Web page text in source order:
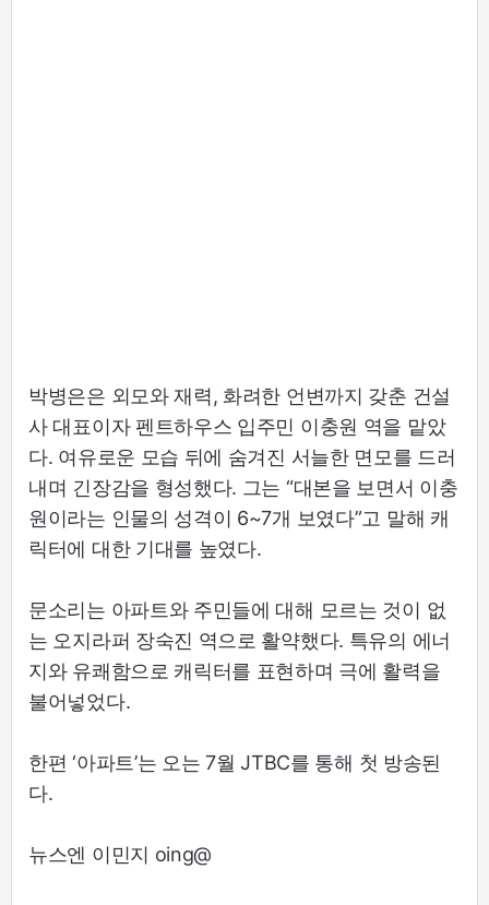
박병은은 외모와 재력, 화려한 언변까지 갖춘 건설
사 대표이자 펜트하우스 입주민 이충원 역을 맡았
다. 여유로운 모습 뒤에 숨겨진 서늘한 면모를 드러
내며 긴장감을 형성했다. 그는 “대본을 보면서 이충
원이라는 인물의 성격이 6~7개 보였다”고 말해 캐
릭터에 대한 기대를 높였다.
문소리는 아파트와 주민들에 대해 모르는 것이 없
는 오지라퍼 장숙진 역으로 활약했다. 특유의 에너
지와 유쾌함으로 캐릭터를 표현하며 극에 활력을
불어넣었다.
한편 ‘아파트’는 오는 7월 JTBC를 통해 첫 방송된
다.
뉴스엔 이민지 oing@